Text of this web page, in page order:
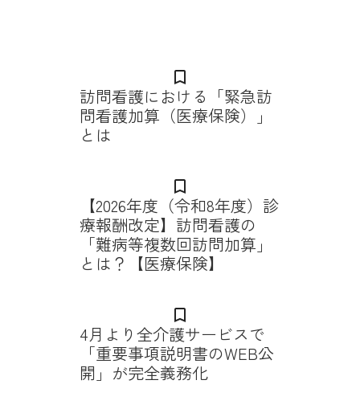
bookmark_border
訪問看護における「緊急訪
問看護加算（医療保険）」
とは
bookmark_border
【2026年度（令和8年度）診
療報酬改定】訪問看護の
「難病等複数回訪問加算」
とは？【医療保険】
bookmark_border
4月より全介護サービスで
「重要事項説明書のWEB公
開」が完全義務化